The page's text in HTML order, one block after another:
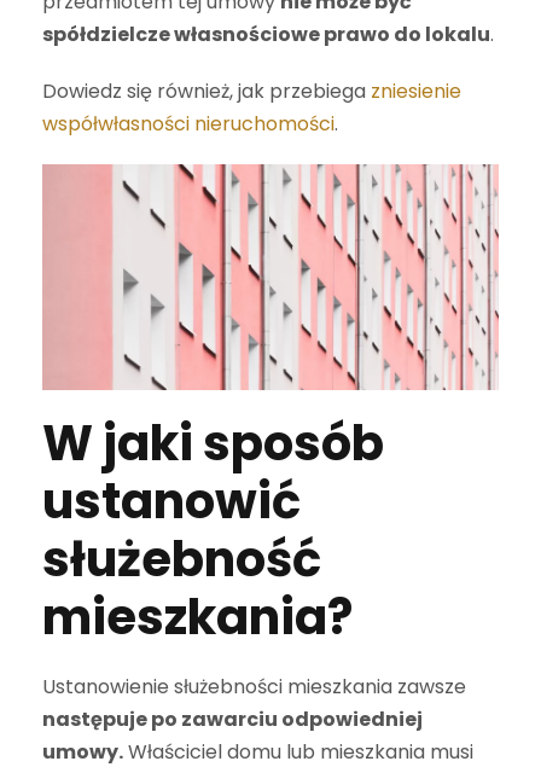
spółdzielcze własnościowe prawo do lokalu.
Dowiedz się również, jak przebiega zniesienie
współwłasności nieruchomości.
W jaki sposób
ustanowić
służebność
mieszkania?
Ustanowienie służebności mieszkania zawsze
następuje po zawarciu odpowiedniej
umowy.Właściciel domu lub mieszkania musi